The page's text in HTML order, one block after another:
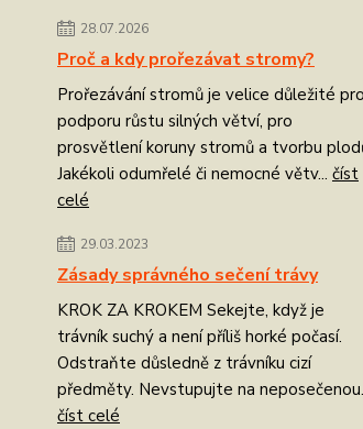
28.07.2026
Proč a kdy prořezávat stromy?
Prořezávání stromů je velice důležité pro
podporu růstu silných větví, pro
prosvětlení koruny stromů a tvorbu
Jakékoli odumřelé či nemocné větv... číst
celé
29.03.2023
Zásady správného sečení trávy
KROK ZA KROKEM Sekejte, když je
trávník suchý a není příliš horké počasí.
Odstraňte důsledně z trávníku cizí
předměty. Nevstupujte na
číst celé